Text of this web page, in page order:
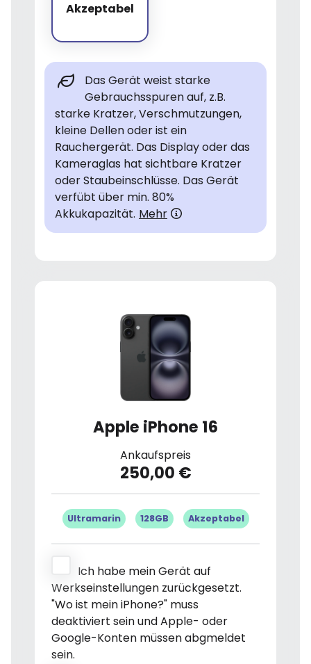
Akzeptabel
Akzeptabel
Das Gerät weist starke
Gebrauchsspuren auf, z.B.
starke Kratzer, Verschmutzungen,
kleine Dellen oder ist ein
Rauchergerät. Das Display oder das
Kameraglas hat sichtbare Kratzer
oder Staubeinschlüsse. Das Gerät
verfübt über min. 80%
Akkukapazität. Mehr
Apple iPhone 16
Ankaufspreis
250,00 €
Ultramarin 128GB Akzeptabel
Ich habe mein Gerät auf
Werkseinstellungen zurückgesetzt.
"Wo ist mein iPhone?" muss
deaktiviert sein und Apple- oder
Google-Konten müssen abgmeldet
sein.